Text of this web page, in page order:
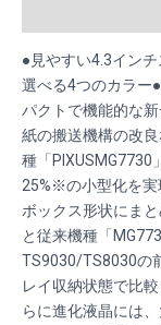
●見やすい4.3イン
選べる4つのカラー
パクトで機能的な
紙の搬送機構の改
種「
25%※の小型化を実
ボックス形状にま
と従来機種「
TS9030/TS8030の
レイ収納状態で比
らに進化液晶には